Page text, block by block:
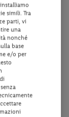
facoltativa
castello.
Pasabag,
in un centro di
Cena e
cerimonia
(ASR) o
simili. Tra
parti, vi
una
nonché
base
e/o per